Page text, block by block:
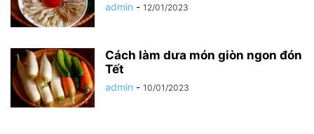
admin - 12/01/2023
Cách làm dưa món giòn ngon đón
Tết
admin - 10/01/2023